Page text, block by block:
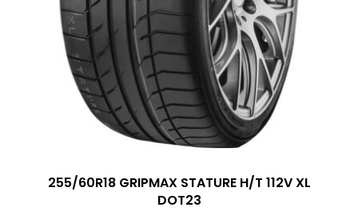
255/60R18 GRIPMAX STATURE H/T 112V XL
DOT23